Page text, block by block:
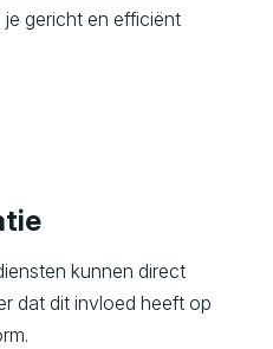
gericht en efficiënt
kunnen direct
dat dit invloed heeft op